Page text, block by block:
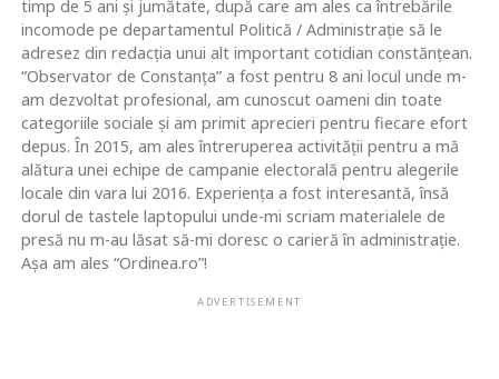
timp de 5 ani și jumătate, după care am ales ca întrebările
incomode pe departamentul Politică / Administrație să le
adresez din redacția unui alt important cotidian constănțean.
“Observator de Constanța” a fost pentru 8 ani locul unde m-
am dezvoltat profesional, am cunoscut oameni din toate
categoriile sociale și am primit aprecieri pentru fiecare efort
depus. În 2015, am ales întreruperea activității pentru a mă
alătura unei echipe de campanie electorală pentru alegerile
locale din vara lui 2016. Experiența a fost interesantă, însă
dorul de tastele laptopului unde-mi scriam materialele de
presă nu m-au lăsat să-mi doresc o carieră în administrație.
Așa am ales “Ordinea.ro”!
ADVERTISEMENT